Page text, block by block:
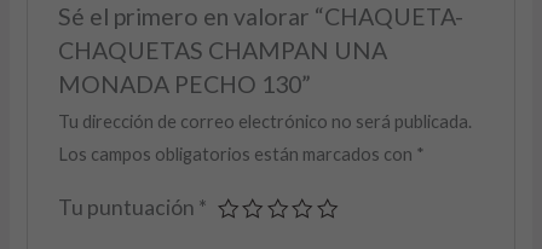
Sé el primero en valorar “CHAQUETA-
CHAQUETAS CHAMPAN UNA
MONADA PECHO 130”
Tu dirección de correo electrónico no será publicada.
Los campos obligatorios están marcados con *
Tu puntuación *